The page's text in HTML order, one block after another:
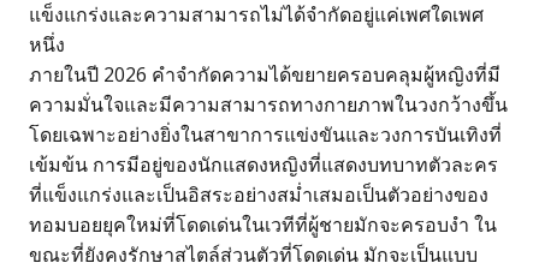
แข็งแกร่งและความสามารถไม่ได้จำกัดอยู่แค่เพศใดเพศ
หนึ่ง
ภายในปี 2026 คำจำกัดความได้ขยายครอบคลุมผู้หญิงที่มี
ความมั่นใจและมีความสามารถทางกายภาพในวงกว้างขึ้น
โดยเฉพาะอย่างยิ่งในสาขาการแข่งขันและวงการบันเทิงที่
เข้มข้น การมีอยู่ของนักแสดงหญิงที่แสดงบทบาทตัวละคร
ที่แข็งแกร่งและเป็นอิสระอย่างสม่ำเสมอเป็นตัวอย่างของ
ทอมบอยยุคใหม่ที่โดดเด่นในเวทีที่ผู้ชายมักจะครอบงำ ใน
ขณะที่ยังคงรักษาสไตล์ส่วนตัวที่โดดเด่น มักจะเป็นแบบ